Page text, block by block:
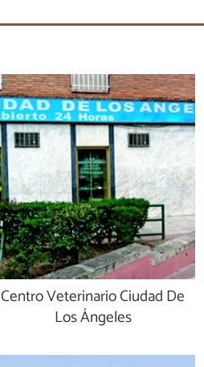
Centro Veterinario Ciudad De
Los Ángeles